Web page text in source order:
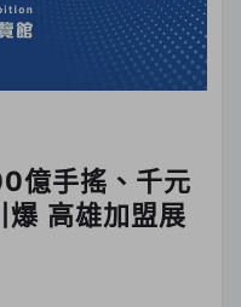
億手搖、千元
爆 高雄加盟展